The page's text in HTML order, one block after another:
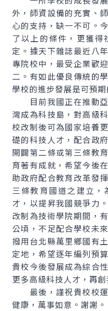
外，師資設備的充實、
心的支持，缺一不可。
了以上的條件，更獲
定。據天下雜誌最近八
專院校中，最受企業歡
二。有如此優良傳統的
學校的進步發展是可預期
目前我國正在推動亞
灣成為科技島，對高級
校改制後可為國家培養
礎的科技人才，配合政
開闢第二條或第三條教
育著有成就，希望今後
助政府配合教育改革發
三條教育國道之建立，
才，以提昇我國競爭力
改制為技術學院期間，
公頃，不足配合學校未
撥用台北縣萬里鄉國有
定地，希望逐年編列預
貴校今後發展成為綜合
更多高級科技人才，再
最後，謹祝貴校校運
健康，萬事如意。謝謝。